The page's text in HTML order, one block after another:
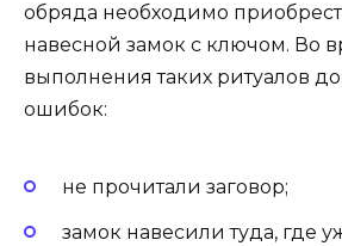
обряда необходимо
навесной замок с ключом. Во
выполнения таких ритуалов
ошибок:
не прочитали заговор;
замок навесили туда, где